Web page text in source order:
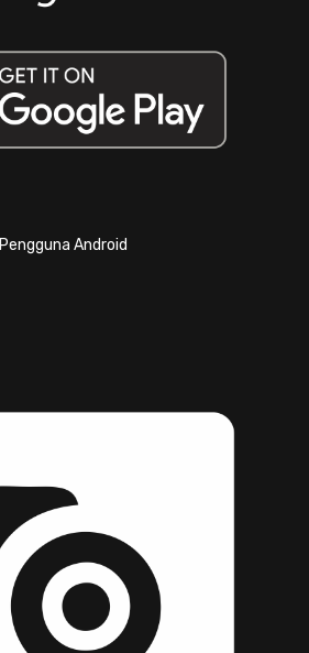
Pengguna Android